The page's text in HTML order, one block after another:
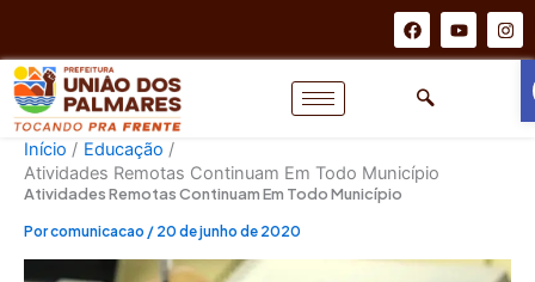
conteúdo
F
a
c
b
o
Y
o
u
I
n
s
Início
Educação
Atividades Remotas Continuam Em Todo Município
Atividades Remotas Continuam Em Todo Município
Porcomunicacao / 20 de junho de 2020